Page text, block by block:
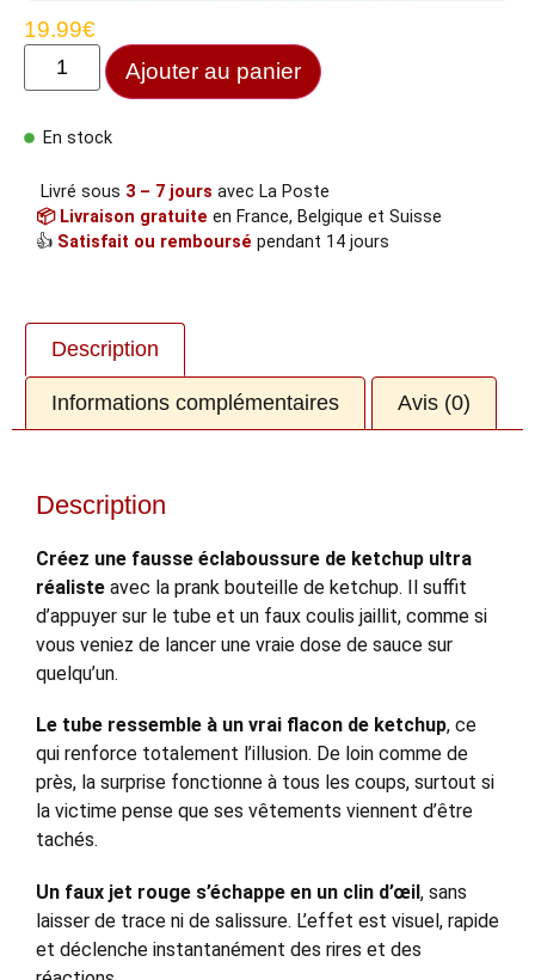
19.99€
Ajouter au panier
En stock
Livré sous 3 – 7 jours avec La Poste
📦 Livraison gratuite en France, Belgique et Suisse
👍 Satisfait ou remboursé pendant 14 jours
Description
Informations complémentaires Avis (0)
Description
Créez une fausse éclaboussure de ketchup ultra
réaliste avec la prank bouteille de ketchup. Il suffit
d’appuyer sur le tube et un faux coulis jaillit, comme si
vous veniez de lancer une vraie dose de sauce sur
quelqu’un.
Le tube ressemble à un vrai flacon de ketchup, ce
qui renforce totalement l’illusion. De loin comme de
près, la surprise fonctionne à tous les coups, surtout si
la victime pense que ses vêtements viennent d’être
tachés.
Un faux jet rouge s’échappe en un clin d’œil, sans
laisser de trace ni de salissure. L’effet est visuel, rapide
et déclenche instantanément des rires et des